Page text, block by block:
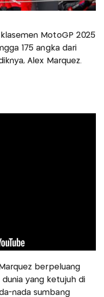
MotoGP 2025
175 angka dari
Alex Marquez.
berpeluang
yang ketujuh di
nada sumbang